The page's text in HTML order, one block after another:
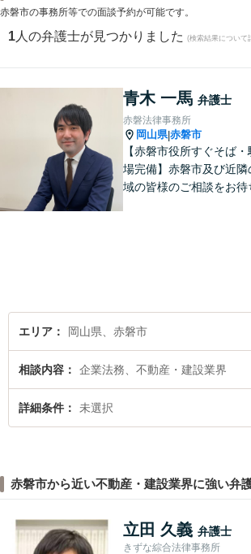
赤磐市の事務所等での面談予約が可能です。
1 人の弁護士が見つかりました (検索結果について
青木 一馬 弁護士
赤磐法律事務所
岡山県|赤磐市
【赤磐市役所すぐそば
場完備】赤磐市及び近隣
域の皆様のご相談をお待
エリア 岡山県、赤磐市
相談内容 企業法務、不動産・建設業界
詳細条件 未選択
赤磐市から近い不動産・建設業界に強い弁
立田 久義 弁護士
きずな綜合法律事務所